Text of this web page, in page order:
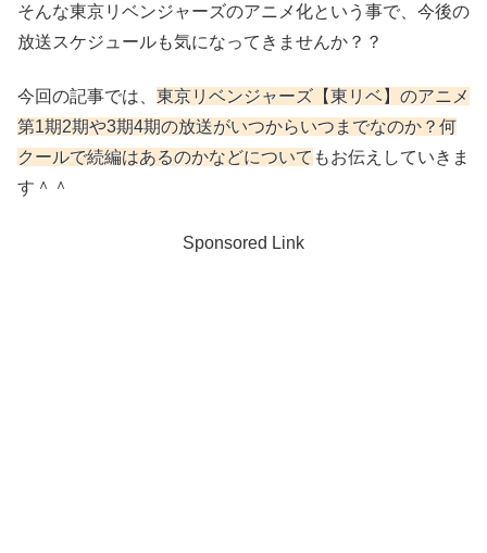
そんな東京リベンジャーズのアニメ化という事で、今後の
放送スケジュールも気になってきませんか？？
今回の記事では、 東京リベンジャーズ【東リベ】のアニメ
第1期2期や3期4期の放送がいつからいつまでなのか？何
クールで続編はあるのかなどについて もお伝えしていきま
す＾＾
Sponsored Link